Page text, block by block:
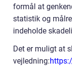
formål at
statistik og
indeholde
Det er muligt at
vejledning: